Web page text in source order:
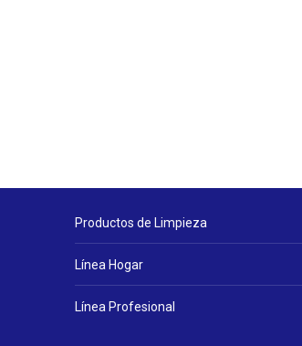
Productos de Limpieza
Línea Hogar
Línea Profesional